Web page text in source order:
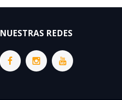
NUESTRAS REDES